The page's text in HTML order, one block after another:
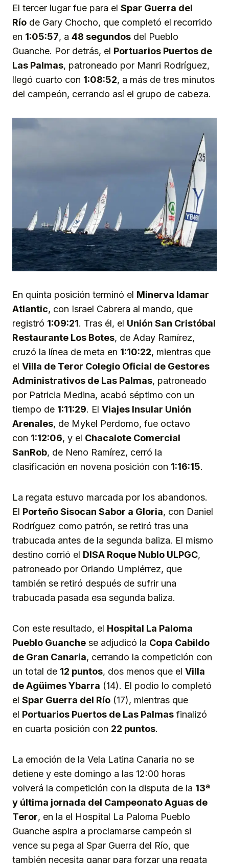
El tercer lugar fue para el Spar Guerra del
Río de Gary Chocho, que completó el recorrido
en 1:05:57, a 48 segundos del Pueblo
Guanche. Por detrás, el Portuarios Puertos de
Las Palmas, patroneado por Manri Rodríguez,
llegó cuarto con 1:08:52, a más de tres minutos
del campeón, cerrando así el grupo de cabeza.
En quinta posición terminó el Minerva Idamar
Atlantic, con Israel Cabrera al mando, que
registró 1:09:21. Tras él, el Unión San Cristóbal
Restaurante Los Botes, de Aday Ramírez,
cruzó la línea de meta en 1:10:22, mientras que
el Villa de Teror Colegio Oficial de Gestores
Administrativos de Las Palmas, patroneado
por Patricia Medina, acabó séptimo con un
tiempo de 1:11:29. El Viajes Insular Unión
Arenales, de Mykel Perdomo, fue octavo
con 1:12:06, y el Chacalote Comercial
SanRob, de Neno Ramírez, cerró la
clasificación en novena posición con 1:16:15.
La regata estuvo marcada por los abandonos.
El Porteño Sisocan Sabor a Gloria, con Daniel
Rodríguez como patrón, se retiró tras una
trabucada antes de la segunda baliza. El mismo
destino corrió el DISA Roque Nublo ULPGC,
patroneado por Orlando Umpiérrez, que
también se retiró después de sufrir una
trabucada pasada esa segunda baliza.
Con este resultado, el Hospital La Paloma
Pueblo Guanche se adjudicó la Copa Cabildo
de Gran Canaria, cerrando la competición con
un total de 12 puntos, dos menos que el Villa
de Agüimes Ybarra (14). El podio lo completó
el Spar Guerra del Río (17), mientras que
el Portuarios Puertos de Las Palmas finalizó
en cuarta posición con 22 puntos.
La emoción de la Vela Latina Canaria no se
detiene y este domingo a las 12:00 horas
volverá la competición con la disputa de la 13ª
y última jornada del Campeonato Aguas de
Teror, en la el Hospital La Paloma Pueblo
Guanche aspira a proclamarse campeón si
vence su pega al Spar Guerra del Río, que
también necesita ganar para forzar una regata